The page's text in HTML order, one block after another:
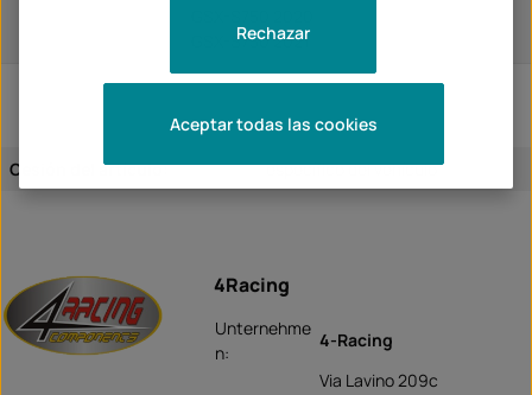
GSX-S750 2021
Cesión del artículo: específico del vehículo
4Racing
Unternehme
n:
4-Racing
Via Lavino 209c
Rechazar
Aceptar todas las cookies